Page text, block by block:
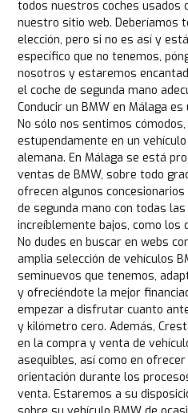
todos nuestros coches usados
nuestro sitio web. Deberíamos
elección, pero si no es así y
específico que no tenemos,
nosotros y estaremos
el coche de segunda mano
Conducir un BMW en Málaga
No sólo nos sentimos
estupendamente en un
alemana. En Málaga se está
ventas de BMW, sobre todo
ofrecen algunos
de segunda mano con todas
increíblemente bajos, como los
No dudes en buscar en webs
amplia selección de vehículos
seminuevos que tenemos,
y ofreciéndote la mejor
empezar a disfrutar cuanto
y kilómetro cero. Además,
en la compra y venta de
asequibles, así como en
orientación durante los
venta. Estaremos a su